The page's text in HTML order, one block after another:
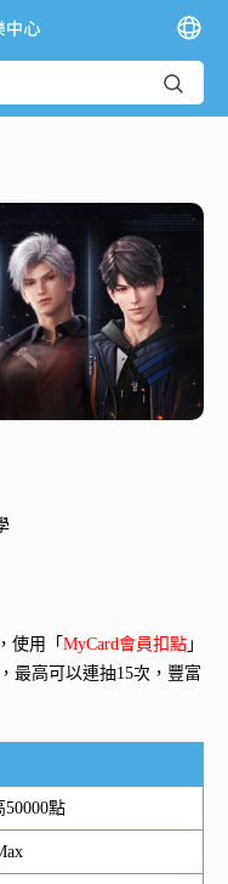
使用「 MyCard會員扣點 」
最高可以連抽15次，豐富
點